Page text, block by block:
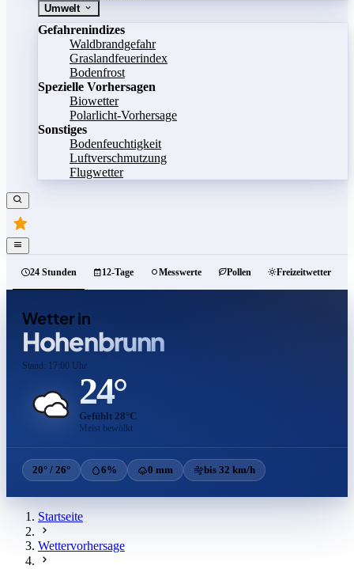
Umwelt
Gefahrenindizes
Waldbrandgefahr
Graslandfeuerindex
Bodenfrost
Spezielle Vorhersagen
Biowetter
Polarlicht-Vorhersage
Sonstiges
Bodenfeuchtigkeit
Luftverschmutzung
Flugwetter
24 Stunden 12-Tage Messwerte Pollen Freizeitwetter
Wetter in
Hohenbrunn
Stand: 17:00 Uhr
24°
Gefühlt 28°C
Meist bewölkt
20° / 26° 6% 0 mm bis 32 km/h
Startseite
Wettervorhersage